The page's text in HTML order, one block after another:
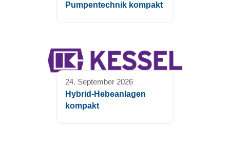
Pumpentechnik kompakt
24. September 2026
Hybrid-Hebeanlagen
kompakt